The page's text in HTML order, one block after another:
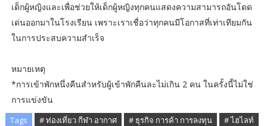
เด็กผู้หญิงและเพื่อช่วยให้เด็กผู้หญิงทุกคนแสดงความสามารถอันโดด
เด่นออกมาในโรงเรียน เพราะเราเชื่อว่าทุกคนมีโอกาสที่เท่าเทียมกัน
ในการประสบความสำเร็จ
หมายเหตุ
*การเข้าพักหนึ่งคืนสำหรับผู้เข้าพักคืนละไม่เกิน 2 คน ในครั้งนี้ไม่ใช่
การแข่งขัน
Tags # ท่องเที่ยว กีฬา อากาศ # ธุรกิจ การค้า การลงทุน # ไฮไลท์